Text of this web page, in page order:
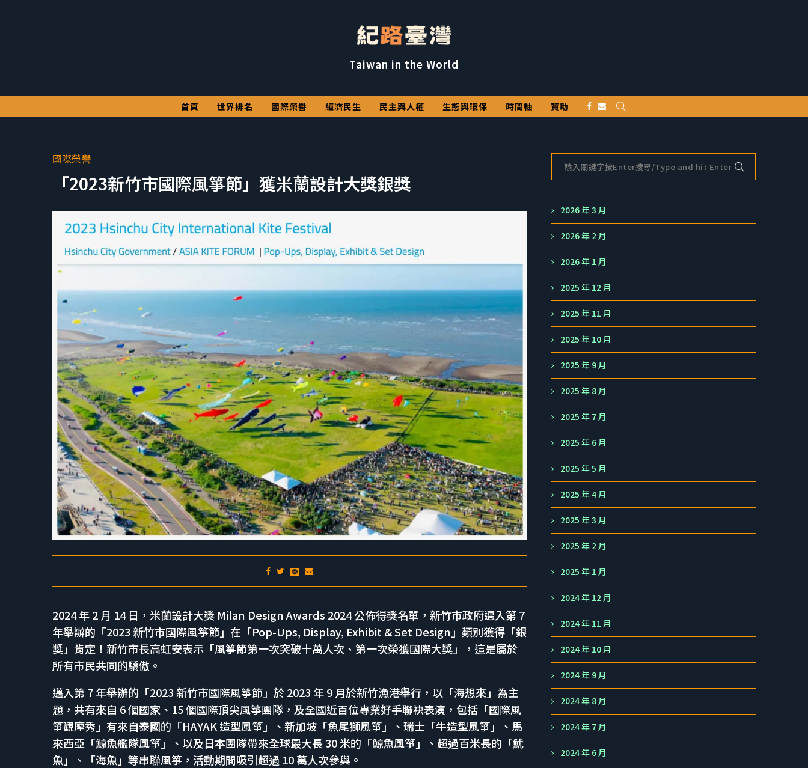
Taiwan in the World
首頁 世界排名 國際榮譽 經濟民生 民主與人權 生態與環保 時間軸 贊助
國際榮譽
「2023新竹市國際風箏節」獲米蘭設計大獎銀獎
2024 年 2 月 14 日，米蘭設計大獎 Milan Design Awards 2024 公佈得獎名單，新竹市政府邁入第 7
年舉辦的「2023 新竹市國際風箏節」在「Pop-Ups, Display, Exhibit & Set Design」類別獲得「銀
獎」肯定！新竹市長高虹安表示「風箏節第一次突破十萬人次、第一次榮獲國際大獎」，這是屬於
所有市民共同的驕傲。
邁入第 7 年舉辦的「2023 新竹市國際風箏節」於 2023 年 9 月於新竹漁港舉行，以「海想來」為主
題，共有來自 6 個國家、15 個國際頂尖風箏團隊，及全國近百位專業好手聯袂表演，包括「國際風
箏觀摩秀」有來自泰國的「HAYAK 造型風箏」、新加坡「魚尾獅風箏」、瑞士「牛造型風箏」、馬
來西亞「鯨魚艦隊風箏」、以及日本團隊帶來全球最大長 30 米的「鯨魚風箏」、超過百米長的「魷
魚」、「海魚」等串聯風箏，活動期間吸引超過 10 萬人次參與。
2026 年 3 月
2026 年 2 月
2026 年 1 月
2025 年 12 月
2025 年 11 月
2025 年 10 月
2025 年 9 月
2025 年 8 月
2025 年 7 月
2025 年 6 月
2025 年 5 月
2025 年 4 月
2025 年 3 月
2025 年 2 月
2025 年 1 月
2024 年 12 月
2024 年 11 月
2024 年 10 月
2024 年 9 月
2024 年 8 月
2024 年 7 月
2024 年 6 月